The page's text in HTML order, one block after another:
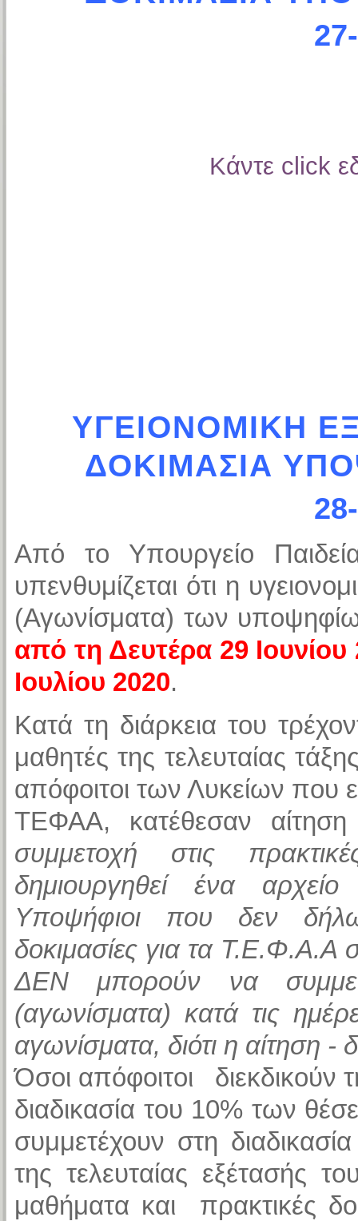
Κάντε click
ΥΓΕΙΟΝΟΜΙΚΗ
ΔΟΚΙΜΑΣΙΑ
Από το Υπουργείο
υπενθυμίζεται ότι η
(Αγωνίσματα) των
από τη Δευτέρα 29
Ιουλίου 2020.
Κατά τη διάρκεια του
μαθητές της τελευταίας
απόφοιτοι των Λυκείων που
ΤΕΦΑΑ, κατέθεσαν
συμμετοχή στις
δημιουργηθεί ένα
Υποψήφιοι που δεν
δοκιμασίες για τα Τ.Ε.Φ.Α.Α
ΔΕΝ μπορούν να
(αγωνίσματα) κατά τις
αγωνίσματα, διότι η αίτηση
Όσοι απόφοιτοι
διαδικασία του 10% των
συμμετέχουν στη
της τελευταίας εξέτασής
μαθήματα και πρακτικές